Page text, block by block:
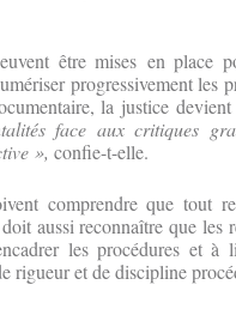
être mises en place
progressivement les
la justice
face aux critiques
», confie-t-elle.
comprendre que tout
aussi reconnaître que les
les procédures et à
rigueur et de discipline